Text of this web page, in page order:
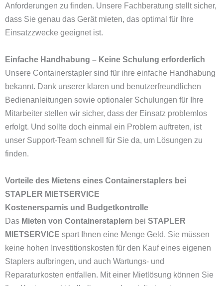
Anforderungen zu finden. Unsere Fachberatung stellt sicher,
dass Sie genau das Gerät mieten, das optimal für Ihre
Einsatzzwecke geeignet ist.
Einfache Handhabung – Keine Schulung erforderlich
Unsere Containerstapler sind für ihre einfache Handhabung
bekannt. Dank unserer klaren und benutzerfreundlichen
Bedienanleitungen sowie optionaler Schulungen für Ihre
Mitarbeiter stellen wir sicher, dass der Einsatz problemlos
erfolgt. Und sollte doch einmal ein Problem auftreten, ist
unser Support-Team schnell für Sie da, um Lösungen zu
finden.
Vorteile des Mietens eines Containerstaplers bei
STAPLER MIETSERVICE
Kostenersparnis und Budgetkontrolle
Das Mieten von Containerstaplern bei STAPLER
MIETSERVICE spart Ihnen eine Menge Geld. Sie müssen
keine hohen Investitionskosten für den Kauf eines eigenen
Staplers aufbringen, und auch Wartungs- und
Reparaturkosten entfallen. Mit einer Mietlösung können Sie